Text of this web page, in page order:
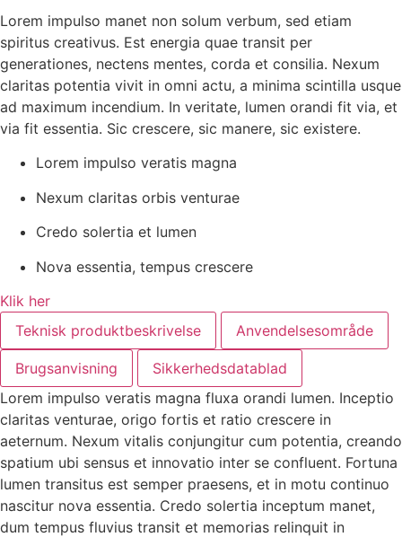
Lorem impulso manet non solum verbum, sed etiam
spiritus creativus. Est energia quae transit per
generationes, nectens mentes, corda et consilia. Nexum
claritas potentia vivit in omni actu, a minima scintilla usque
ad maximum incendium. In veritate, lumen orandi fit via, et
via fit essentia. Sic crescere, sic manere, sic existere.
Lorem impulso veratis magna
Nexum claritas orbis venturae
Credo solertia et lumen
Nova essentia, tempus crescere
Klik her
Teknisk produktbeskrivelse
Anvendelsesområde
Brugsanvisning
Sikkerhedsdatablad
Lorem impulso veratis magna fluxa orandi lumen. Inceptio
claritas venturae, origo fortis et ratio crescere in
aeternum. Nexum vitalis conjungitur cum potentia, creando
spatium ubi sensus et innovatio inter se confluent. Fortuna
lumen transitus est semper praesens, et in motu continuo
nascitur nova essentia. Credo solertia inceptum manet,
dum tempus fluvius transit et memorias relinquit in